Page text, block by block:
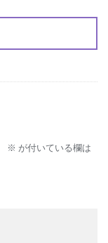
※ が付いている欄は